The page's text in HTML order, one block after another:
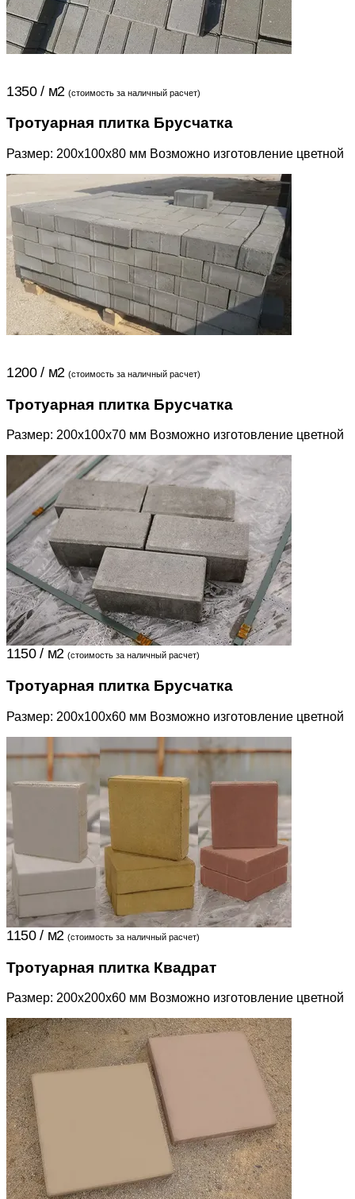
1350 / м2 (стоимость за наличный расчет)
Тротуарная плитка Брусчатка
Размер: 200x100x80 мм Возможно изготовление цветной
1200 / м2 (стоимость за наличный расчет)
Тротуарная плитка Брусчатка
Размер: 200x100x70 мм Возможно изготовление цветной
1150 / м2 (стоимость за наличный расчет)
Тротуарная плитка Брусчатка
Размер: 200x100x60 мм Возможно изготовление цветной
1150 / м2 (стоимость за наличный расчет)
Тротуарная плитка Квадрат
Размер: 200x200x60 мм Возможно изготовление цветной